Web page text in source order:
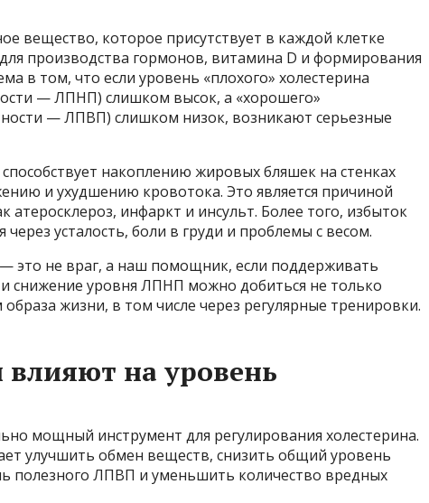
вещество, которое присутствует в каждой клетке
производства гормонов, витамина D и формирования
в том, что если уровень «плохого» холестерина
— ЛПНП) слишком высок, а «хорошего»
— ЛПВП) слишком низок, возникают серьезные
накоплению жировых бляшек на стенках
и ухудшению кровотока. Это является причиной
атеросклероз, инфаркт и инсульт. Более того, избыток
усталость, боли в груди и проблемы с весом.
это не враг, а наш помощник, если поддерживать
снижение уровня ЛПНП можно добиться не только
жизни, в том числе через регулярные тренировки.
на уровень
мощный инструмент для регулирования холестерина.
улучшить обмен веществ, снизить общий уровень
полезного ЛПВП и уменьшить количество вредных